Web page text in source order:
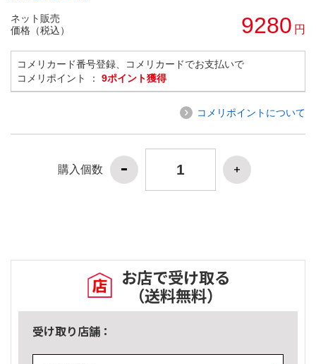
ネット販売
価格（税込）
9280 円
コメリカード番号登録、コメリカードでお支払いで
コメリポイント ： 9ポイント獲得
コメリポイントについて
購入個数
お店で受け取る
（送料無料）
受け取り店舗：